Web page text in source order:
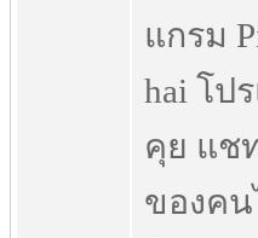
แกรม
hai โป
คุย แช
ของคน